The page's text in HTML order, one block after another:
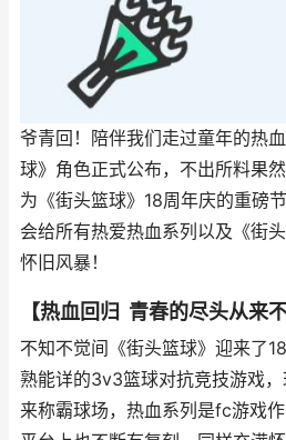
爷青回！陪伴我们走过童年的热
球》角色正式公布，不出所料果
为《街头篮球》18周年庆的重磅
会给所有热爱热血系列以及《街
怀旧风暴！
【热血回归 青春的尽头从来
不知不觉间《街头篮球》迎来了
熟能详的3v3篮球对抗竞技游戏
来称霸球场，热血系列是fc游戏